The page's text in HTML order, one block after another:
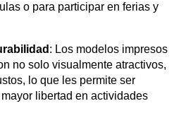
o para participar en ferias y
: Los modelos impresos
no solo visualmente atractivos,
lo que les permite ser
libertad en actividades